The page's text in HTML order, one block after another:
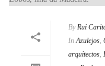
By Rui
In Azulejos,
arquitectos,